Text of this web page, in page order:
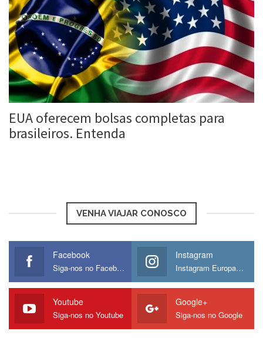
EUA oferecem bolsas completas para
brasileiros. Entenda
VENHA VIAJAR CONOSCO
Facebook
Siga-nos no Facebook
Instagram
Instagram Europamos
Youtube
Siga-nos no Youtube
Google+
Siga-nos no Google